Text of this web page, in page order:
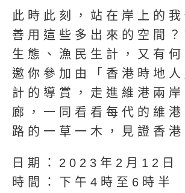
此時此刻，站在岸上的
善用這些多出來的空間
生態、漁民生計，又有
邀你參加由「香港時地人
計的導賞，走進維港兩岸
廊，一同看看每代的維
路的一草一木，見證香港
日期：2023年2月12日
時間：下午4時至6時半